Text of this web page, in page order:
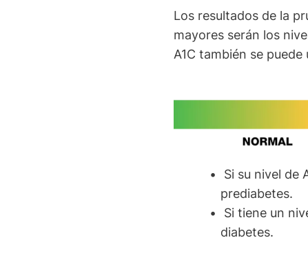
Los resultados de la
mayores serán los
A1C también se
Si su nivel de
prediabetes.
Si tiene un
diabetes.